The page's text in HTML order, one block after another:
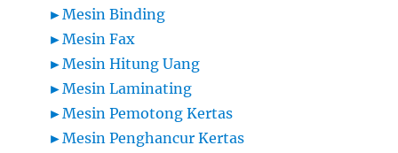
►Mesin Binding
►Mesin Fax
►Mesin Hitung Uang
►Mesin Laminating
►Mesin Pemotong Kertas
►Mesin Penghancur Kertas